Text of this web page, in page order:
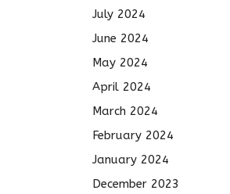
July 2024
June 2024
May 2024
April 2024
March 2024
February 2024
January 2024
December 2023